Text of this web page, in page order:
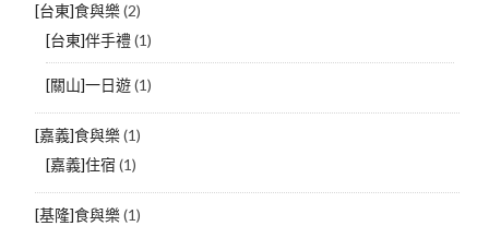
[台東]食與樂(2)
[台東]伴手禮(1)
[關山]一日遊(1)
[嘉義]食與樂(1)
[嘉義]住宿 (1)
[基隆]食與樂(1)